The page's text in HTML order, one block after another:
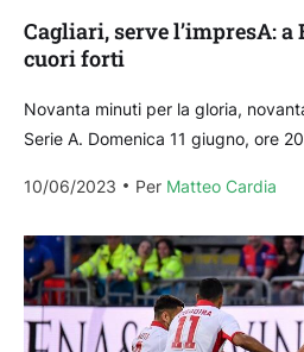
Cagliari, serve l’impresA:
cuori forti
Novanta minuti per la gloria,
Serie A. Domenica 11 giugno, ore
10/06/2023
Per Matteo Cardia